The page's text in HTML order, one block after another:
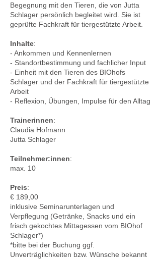
Begegnung mit den Tieren, die von Jutta
Schlager persönlich begleitet wird. Sie ist
geprüfte Fachkraft für tiergestützte Arbeit.
Inhalte:
- Ankommen und Kennenlernen
- Standortbestimmung und fachlicher Input
- Einheit mit den Tieren des BIOhofs
Schlager und der Fachkraft für tiergestützte
Arbeit
- Reflexion, Übungen, Impulse für den Alltag
Trainerinnen:
Claudia Hofmann
Jutta Schlager
Teilnehmer:innen:
max. 10
Preis:
€ 189,00
inklusive Seminarunterlagen und
Verpflegung (Getränke, Snacks und ein
frisch gekochtes Mittagessen vom BIOhof
Schlager*)
*bitte bei der Buchung ggf.
Unverträglichkeiten bzw. Wünsche bekannt